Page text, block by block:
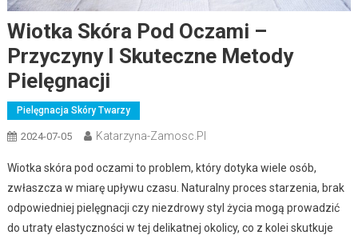
Wiotka Skóra Pod Oczami –
Przyczyny I Skuteczne Metody
Pielęgnacji
Pielęgnacja Skóry Twarzy
2024-07-05 Katarzyna-Zamosc.pl
Wiotka skóra pod oczami to problem, który dotyka wiele osób,
zwłaszcza w miarę upływu czasu. Naturalny proces starzenia, brak
odpowiedniej pielęgnacji czy niezdrowy styl życia mogą prowadzić
do utraty elastyczności w tej delikatnej okolicy, co z kolei skutkuje